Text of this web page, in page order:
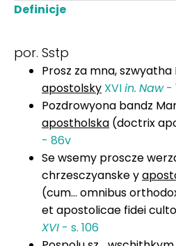
Definicje
por. Sstp
Prosz za mna,
apostolsky XVIin. Naw-
Pozdrowyona bandz
apostholska (doctrix
- 86v
Se wsemy proscze
chrzesczyanske y
(cum… omnibus
et apostolicae fidei
XVI - s. 106